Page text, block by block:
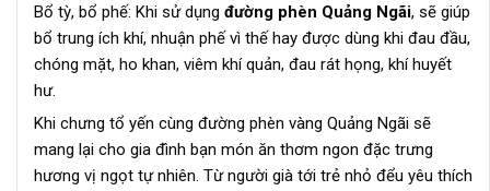
Bổ tỳ, bổ phế: Khi sử dụng đường phèn Quảng Ngãi, sẽ giúp
bổ trung ích khí, nhuận phế vì thế hay được dùng khi đau đầu,
chóng mặt, ho khan, viêm khí quản, đau rát họng, khí huyết
hư.
Khi chưng tổ yến cùng đường phèn vàng Quảng Ngãi sẽ
mang lại cho gia đình bạn món ăn thơm ngon đặc trưng
hương vị ngọt tự nhiên. Từ người già tới trẻ nhỏ đểu yêu thích